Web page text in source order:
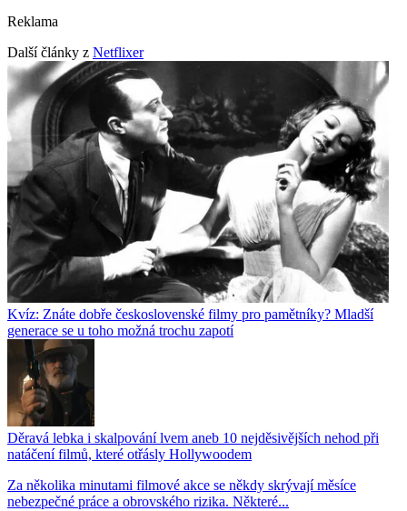
Reklama
Další články z Netflixer
Kvíz: Znáte dobře československé filmy pro pamětníky? Mladší
generace se u toho možná trochu zapotí
Děravá lebka i skalpování lvem aneb 10 nejděsivějších nehod při
natáčení filmů, které otřásly Hollywoodem
Za několika minutami filmové akce se někdy skrývají měsíce
nebezpečné práce a obrovského rizika. Některé...